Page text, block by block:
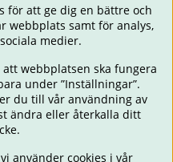
BABY ÄTA & MATA
RESA
för att ge dig en bättre och
webbplats samt för analys,
medier.
webbplatsen ska fungera
under ”Inställningar”.
du till vår användning av
ändra eller återkalla ditt
använder cookies i vår